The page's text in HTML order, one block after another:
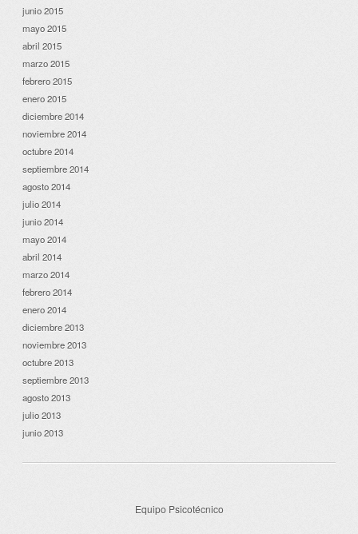
junio 2015
mayo 2015
abril 2015
marzo 2015
febrero 2015
enero 2015
diciembre 2014
noviembre 2014
octubre 2014
septiembre 2014
agosto 2014
julio 2014
junio 2014
mayo 2014
abril 2014
marzo 2014
febrero 2014
enero 2014
diciembre 2013
noviembre 2013
octubre 2013
septiembre 2013
agosto 2013
julio 2013
junio 2013
Equipo Psicotécnico